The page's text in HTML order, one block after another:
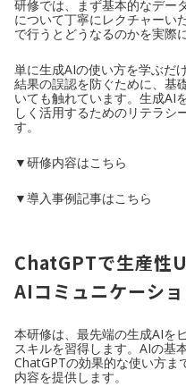
研修では、まず基本的なデー
について丁寧にレクチャーい
で行うとどうなるのかを実際
単に生成AIの使い方を学ぶだ
結果の誤認を防ぐために、基
いても触れています。生成AI
しく活用するためのリテラシ
す。
▼研修内容はこちら
▼導入事例記事はこちら
ChatGPTで生産性
AIコミュニケーシ
本研修は、最先端の生成AIを
スキルを習得します。AIの基
ChatGPTの効果的な使い方ま
内容を提供します。